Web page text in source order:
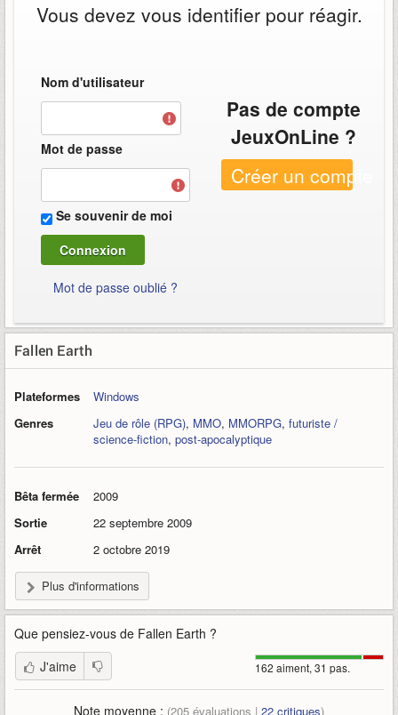
Vous devez vous identifier pour réagir.
Nom d'utilisateur
Mot de passe
Se souvenir de moi
Mot de passe oublié ?
Pas de compte
JeuxOnLine ?
Créer un compte
Fallen Earth
Plateformes
Windows
Genres
Jeu de rôle (RPG), MMO, MMORPG, futuriste /
science-fiction, post-apocalyptique
Bêta fermée
2009
Sortie
22 septembre 2009
Arrêt
2 octobre 2019
Plus d'informations
Que pensiez-vous de Fallen Earth ?
162 aiment, 31 pas.
J'aime
Note moyenne : (205 évaluations | 22 critiques)